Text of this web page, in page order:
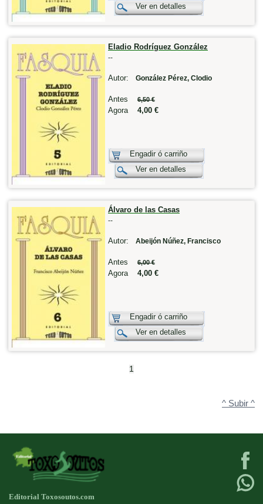
Ver en detalles
Eladio Rodríguez González
--
Autor: González Pérez, Clodio
Antes 6,50 €
Agora 4,00 €
Engadir ó carriño
Ver en detalles
Álvaro de las Casas
--
Autor: Abeijón Núñez, Francisco
Antes 6,00 €
Agora 4,00 €
Engadir ó carriño
Ver en detalles
1
^ Subir ^
Editorial Toxosoutos.com